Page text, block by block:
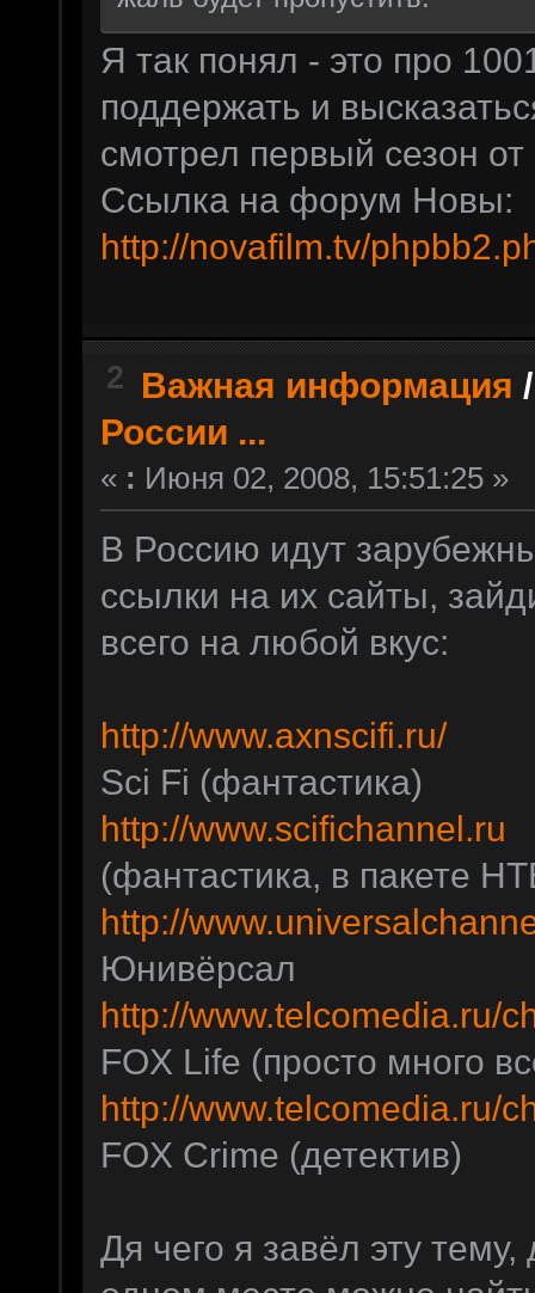
Я так понял - это про
поддержать и
смотрел первый сезон
Ссылка на форум Новы:
http://novafilm.tv/
2 Важная информация
России ...
« : Июня 02, 2008, 15:51:25 »
В Россию идут
ссылки на их сайты,
всего на любой вкус:
http://www.axnscifi.ru/
Sci Fi (фантастика)
http://www.scifichannel.ru
(фантастика, в пакете
http://
Юнивёрсал
http://www.telcomedia.ru/
FOX Life (просто много
http://www.telcomedia.ru/
FOX Crime (детектив)
Дя чего я завёл эту